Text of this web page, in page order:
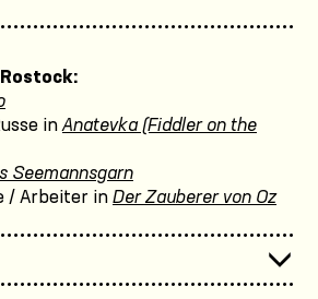
in Anatevka (Fiddler on the
Seemannsgarn
/ Arbeiter in Der Zauberer von Oz